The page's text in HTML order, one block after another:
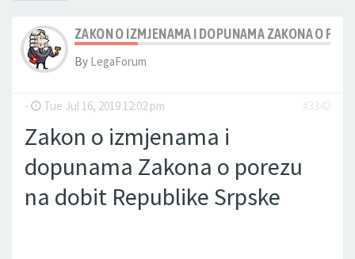
ZAKON O IZMJENAMA I DOPUNAMA ZAKONA O
By LegaForum
- Tue Jul 16, 2019 12:02 pm #3342
Zakon o izmjenama i
dopunama Zakona o porezu
na dobit Republike Srpske